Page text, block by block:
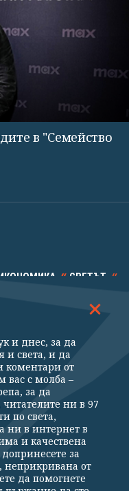
в "Семейство
СВЕТЪТ
КАЛЕЙДОСКОП
поверителност
За Клуб Z
ни
и днес, за да
и света, и да
коментари от
вас с молба –
за да
ни в 97
по света,
ни в интернет в
и качествена
за
от
да помогнете